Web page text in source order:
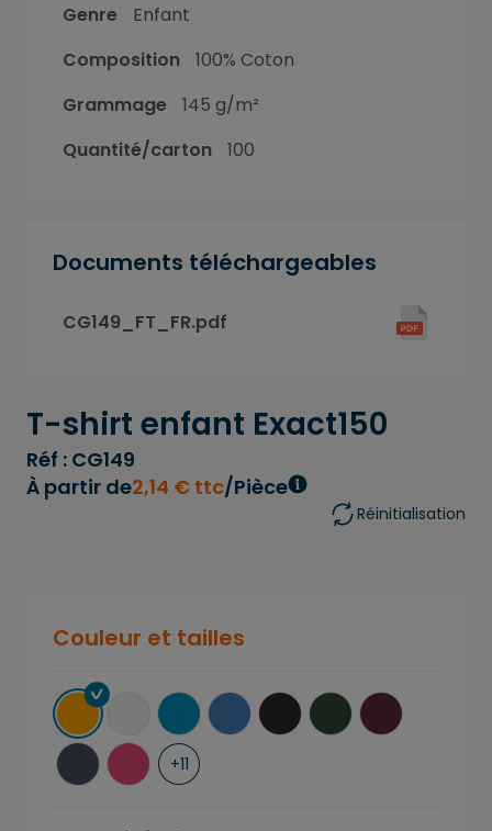
Genre
Enfant
Composition
100% Coton
Grammage
145 g/m²
Quantité/carton
100
Documents téléchargeables
CG149_FT_FR.pdf
T-shirt enfant Exact150
Réf : CG149
À partir de2,14 € ttc/Pièce
Réinitialisation
Couleur et tailles
+11